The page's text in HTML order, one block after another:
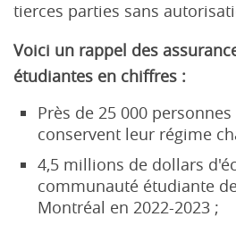
tierces parties sans
Voici un rappel des
étudiantes en chiffres :
Près de 25 000
conservent leur régime
4,5 millions de dollars
communauté étudiante
Montréal en 2022-2023 ;